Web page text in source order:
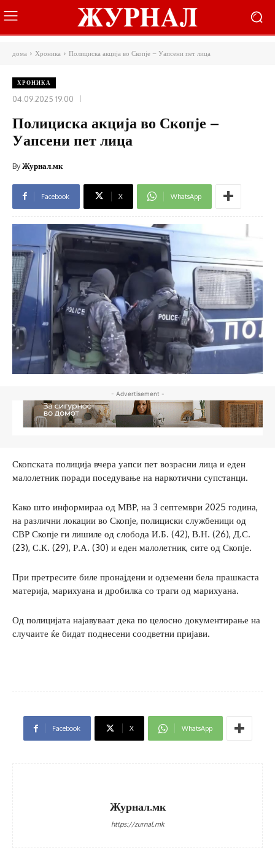
дома Хроника Полициска акција во Скопје – Уапсени пет лица
ХРОНИКА
04.09.2025 19:00
Полициска акција во Скопје –
Уапсени пет лица
ByЖурнал.мк
Facebook X WhatsApp
- Advertisement -
Скопската полиција вчера уапси пет возрасни лица и еден
малолетник поради поседување на наркотични супстанци.
Како што информираа од МВР, на 3 септември 2025 година,
на различни локации во Скопје, полициски службеници од
СВР Скопје ги лишиле од слобода И.Б. (42), В.Н. (26), Д.С.
(23), С.К. (29), Р.А. (30) и еден малолетник, сите од Скопје.
При претресите биле пронајдени и одземени бела прашкаста
материја, марихуана и дробилка со траги од марихуана.
Од полицијата најавуваат дека по целосно документирање на
случаите ќе бидат поднесени соодветни пријави.
Facebook X WhatsApp
Журнал.мк
https://zurnal.mk